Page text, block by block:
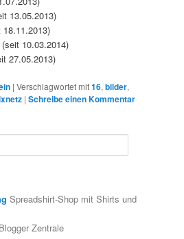
13.05.2013)
10.03.2014)
27.05.2013)
|Verschlagwortet mit16,bilder,
|Schreibe einen Kommentar
Spreadshirt-Shop mit Shirts und
Zentrale